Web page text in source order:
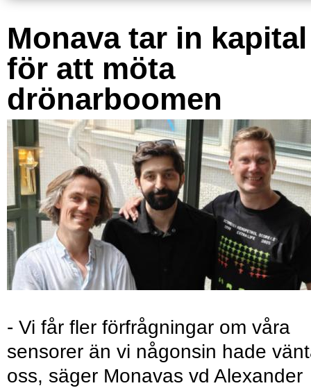
Monava tar in kapital
för att möta
drönarboomen
- Vi får fler förfrågningar om våra
sensorer än vi någonsin hade
oss, säger Monavas vd Alexander